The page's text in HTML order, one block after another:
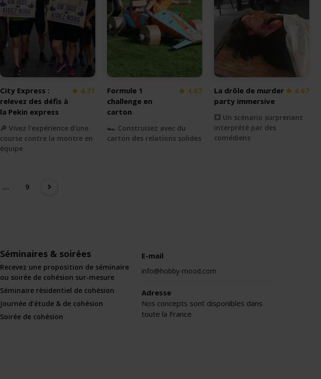
City Express :
relevez des défis à
la Pekin express
4.71
🔎 Vivez l'expérience d'une
course contre la montre en
équipe
Formule 1
challenge en
carton
4.67
🏎 Construisez avec du
carton des relations solides
La drôle de murder
party immersive
4.67
💥 Un scénario surprenant
interprété par des
comédiens
… 9
Séminaires & soirées
Recevez une proposition de séminaire
ou soirée de cohésion sur-mesure
Séminaire résidentiel de cohésion
Journée d’étude & de cohésion
Soirée de cohésion
E-mail
info@hobby-mood.com
Adresse
Nos concepts sont disponibles dans
toute la France